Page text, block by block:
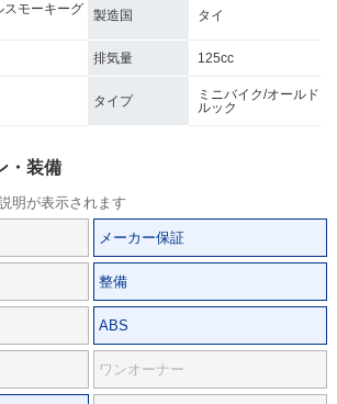
スモーキーグ
製造国 タイ
排気量 125cc
タイプ
ミニバイク/オールド
ルック
・装備
明が表示されます
メーカー保証
整備
ABS
ワンオーナー